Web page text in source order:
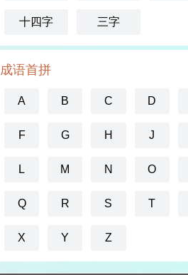
十四字 三字
成语首拼
A B C D
F G H J
L M N O
Q R S T
X Y Z